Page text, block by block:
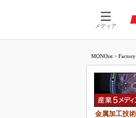
メディア
MONOist >
金属加工技術